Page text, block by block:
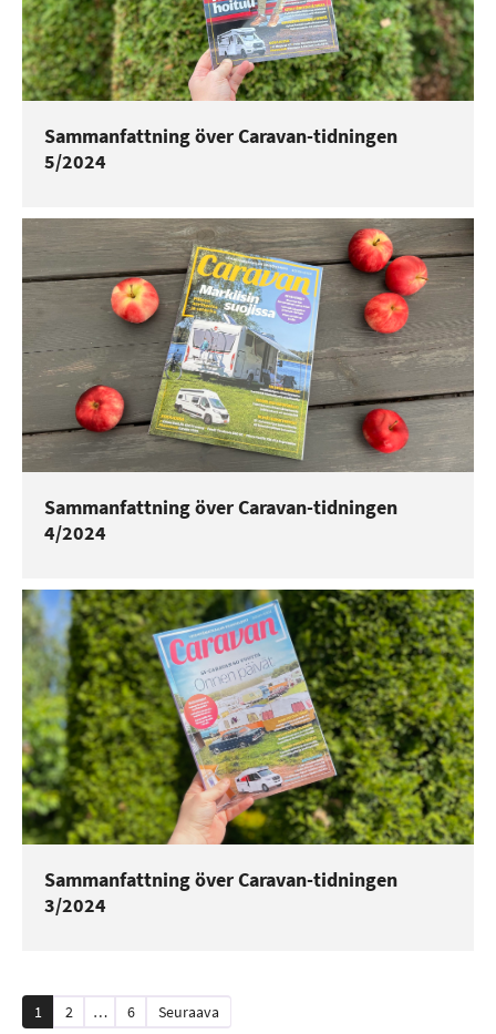
Sammanfattning över Caravan-tidningen
5/2024
Sammanfattning över Caravan-tidningen
4/2024
Sammanfattning över Caravan-tidningen
3/2024
Artikkelien
1 2 … 6 Seuraava